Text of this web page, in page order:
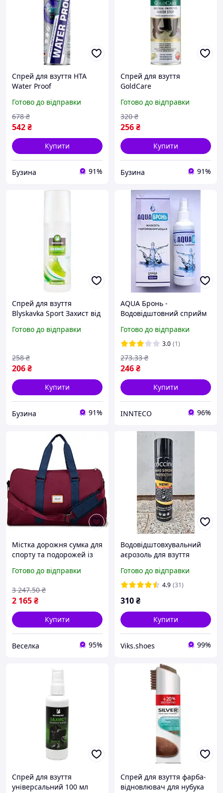
Спрей для взуття HTA
Water Proof
400 мл HTA1022 mayak
Готово до відправки
542₴
678 ₴
Купити
Бузина 91%
Спрей для взуття
GoldCare
Універсальний 200 мл
8697704012846 buzyna
Готово до відправки
256₴
320 ₴
Купити
Бузина 91%
Спрей для взуття
Blyskavka Sport Захист від
Водовідштовхувальне
4820214190863 buzyna
Готово до відправки
206₴
258 ₴
Купити
Бузина 91%
AQUA Бронь -
Водовідштовний сприйм
Бронь)
Готово до відправки
3.0 (1)
246₴
273.33 ₴
Купити
INNTECO 96%
Містка дорожня сумка для
спорту та подорожей із
літри
FLAME
Готово до відправки
2 165₴
3 247.50 ₴
Купити
Веселка 95%
Водовідштовхувальний
аєрозоль для взуття
PRETTION 400 мл.
Готово до відправки
4.9 (31)
310₴
Купити
Viks.shoes 99%
Спрей для взуття
універсальний 100 мл
Спрей для взуття фарба-
відновлювач для нубука